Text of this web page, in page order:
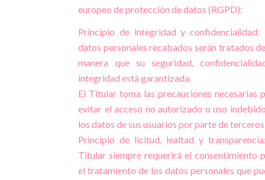
europeo de protección de datos (RGPD):
Principio de integridad y confidencialidad:
datos personales recabados serán tratados
manera que su seguridad,
integridad está garantizada.
El Titular toma las precauciones necesarias
evitar el acceso no autorizado o uso
los datos de sus usuarios por parte de
Principio de licitud, lealtad y
Titular siempre requerirá el consentimiento
el tratamiento de los datos personales que